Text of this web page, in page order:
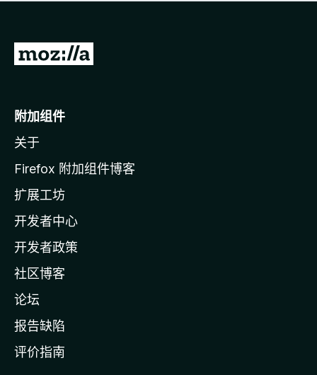
无
转
o
i
l
a
主
页
附加组件
关于
Firefox 附加组件博客
扩展工坊
开发者中心
开发者政策
社区博客
论坛
报告缺陷
评价指南